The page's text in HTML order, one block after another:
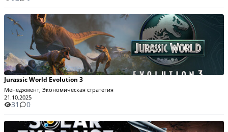
Jurassic World Evolution 3
Менеджмент, Экономическая стратегия
21.10.2025
31 0